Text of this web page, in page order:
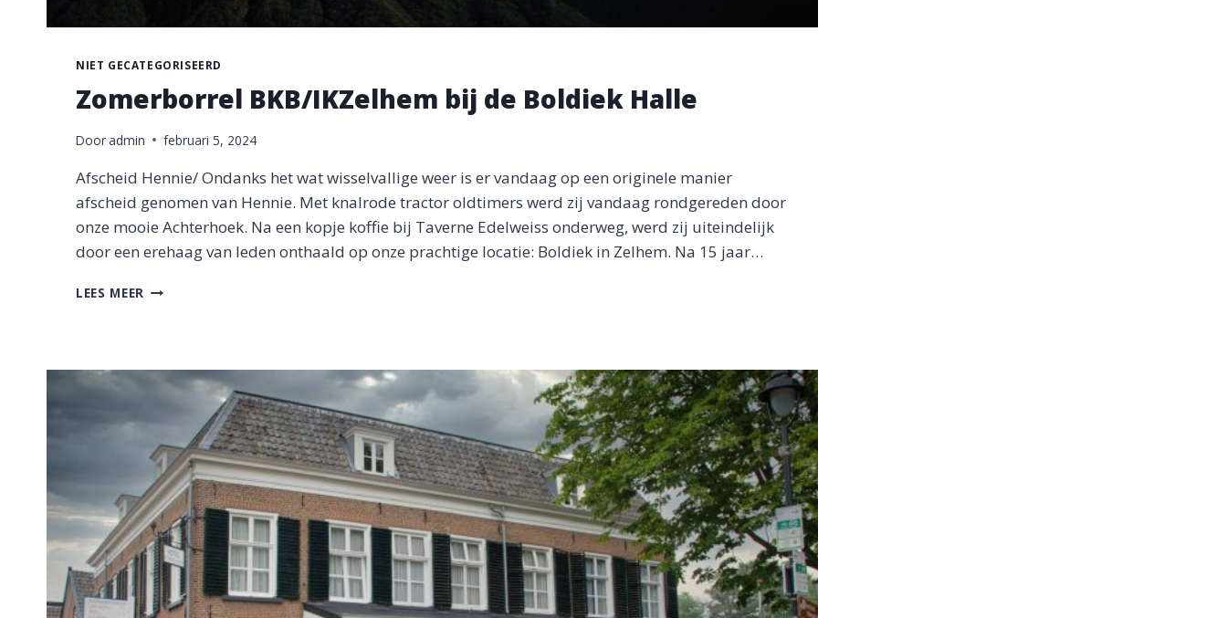
NIET GECATEGORISEERD
Zomerborrel BKB/IKZelhem bij de Boldiek Halle
Dooradmin februari 5, 2024
Afscheid Hennie/ Ondanks het wat wisselvallige weer is er vandaag op een originele manier
afscheid genomen van Hennie. Met knalrode tractor oldtimers werd zij vandaag rondgereden door
onze mooie Achterhoek. Na een kopje koffie bij Taverne Edelweiss onderweg, werd zij uiteindelijk
door een erehaag van leden onthaald op onze prachtige locatie: Boldiek in Zelhem. Na 15 jaar…
LEES MEER ZOMERBORREL
HALLE